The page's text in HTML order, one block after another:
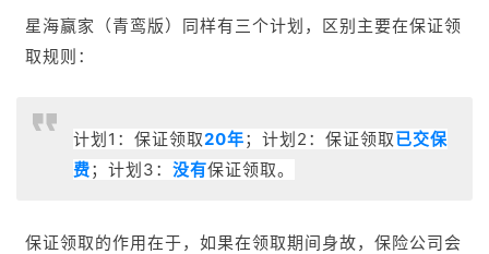
星海赢家（青鸾版）同样有三个计划，区别主要在保证领
取规则：
计划1：保证领取20年；计划2：保证领取已交保
费；计划3： 没有保证领取。
保证领取的作用在于，如果在领取期间身故， 保险公司会